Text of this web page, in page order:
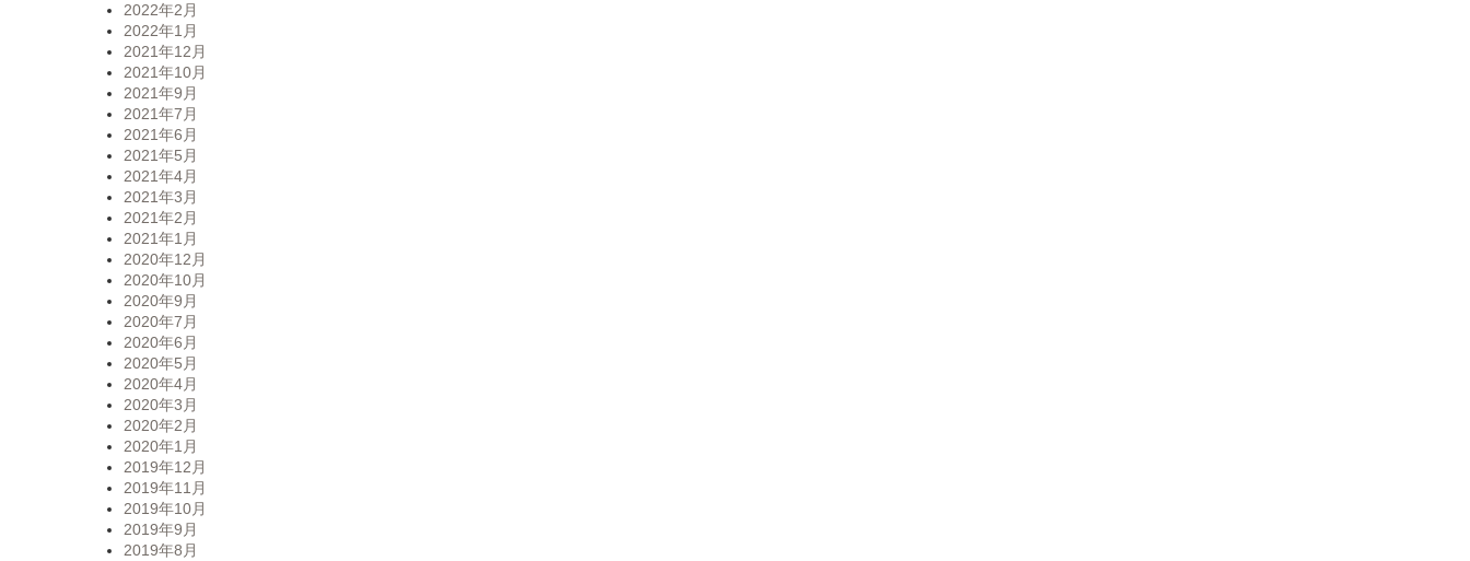
2022年2月
2022年1月
2021年12月
2021年10月
2021年9月
2021年7月
2021年6月
2021年5月
2021年4月
2021年3月
2021年2月
2021年1月
2020年12月
2020年10月
2020年9月
2020年7月
2020年6月
2020年5月
2020年4月
2020年3月
2020年2月
2020年1月
2019年12月
2019年11月
2019年10月
2019年9月
2019年8月